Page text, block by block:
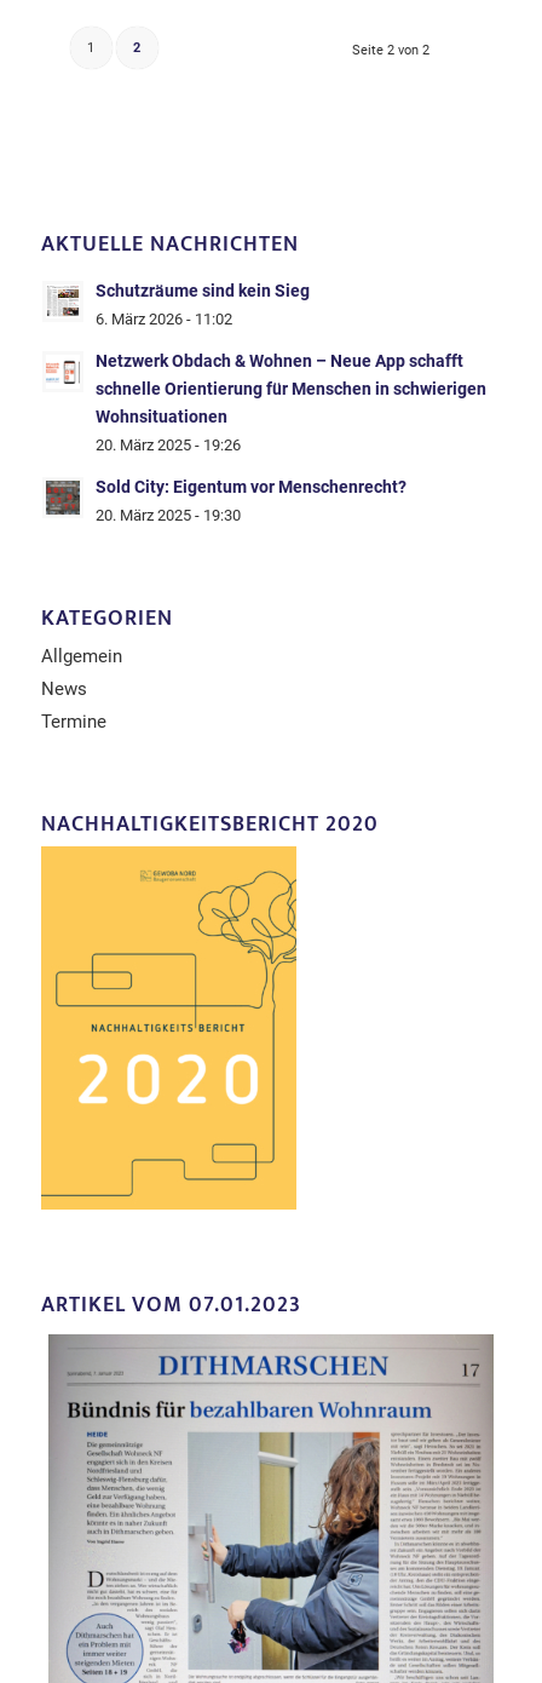
Seite 2 von 2
1 2
AKTUELLE NACHRICHTEN
Schutzräume sind kein Sieg
6. März 2026 - 11:02
Netzwerk Obdach & Wohnen – Neue App schafft
schnelle Orientierung für Menschen in schwierigen
Wohnsituationen
20. März 2025 - 19:26
Sold City: Eigentum vor Menschenrecht?
20. März 2025 - 19:30
KATEGORIEN
Allgemein
News
Termine
NACHHALTIGKEITSBERICHT 2020
ARTIKEL VOM 07.01.2023